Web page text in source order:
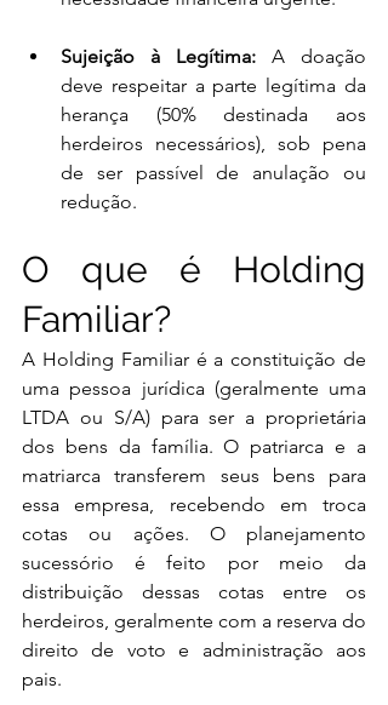
Sujeição à Legítima: A doação
deve respeitar a parte legítima da
herança (50% destinada aos
herdeiros necessários), sob pena
de ser passível de anulação ou
redução.
O que é Holding
Familiar?
A Holding Familiar é a constituição de
uma pessoa jurídica (geralmente uma
LTDA ou S/A) para ser a proprietária
dos bens da família. O patriarca e a
matriarca transferem seus bens para
essa empresa, recebendo em troca
cotas ou ações. O planejamento
sucessório é feito por meio da
distribuição dessas cotas entre os
herdeiros, geralmente com a reserva do
direito de voto e administração aos
pais.